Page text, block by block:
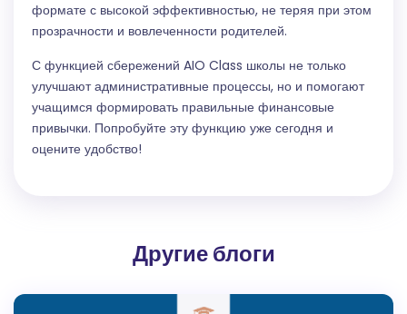
формате с высокой эффективностью, не теряя при этом
прозрачности и вовлеченности родителей.
С функцией сбережений AIO Class школы не только
улучшают административные процессы, но и помогают
учащимся формировать правильные финансовые
привычки. Попробуйте эту функцию уже сегодня и
оцените удобство!
Другие блоги